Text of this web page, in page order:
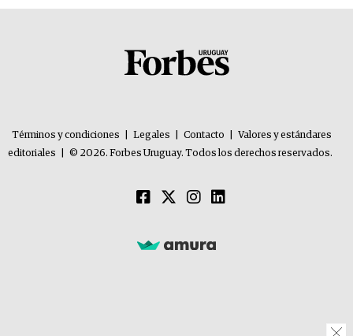
Términos y condiciones Legales Contacto
Valores y estándares
editoriales
© 2026. Forbes Uruguay. Todos los derechos reservados.